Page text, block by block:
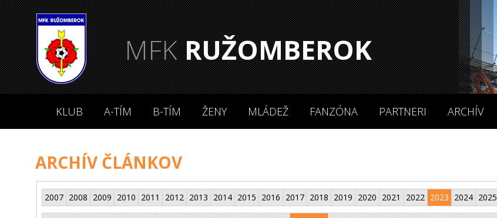
MFKRUŽOMBEROK
KLUB A-TÍM B-TÍM ŽENY MLÁDEŽ FANZÓNA PARTNERI ARCHÍV
ARCHÍV ČLÁNKOV
2007 2008 2009 2010 2011 2012 2013 2014 2015 2016 2017 2018 2019 2020 2021 2022 2023 2024 2025